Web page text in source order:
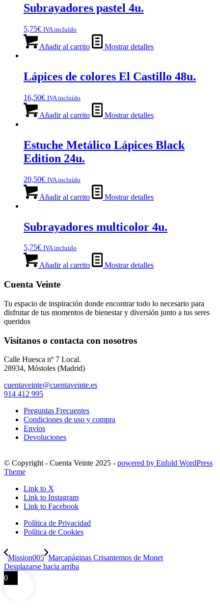
Subrayadores pastel 4u.
5,75€ IVA incluído
Añadir al carrito Mostrar detalles
Lápices de colores El Castillo 48u.
16,50€ IVA incluído
Añadir al carrito Mostrar detalles
Estuche Metálico Lápices Black
Edition 24u.
20,50€ IVA incluído
Añadir al carrito Mostrar detalles
Subrayadores multicolor 4u.
5,75€ IVA incluído
Añadir al carrito Mostrar detalles
Cuenta Veinte
Tu espacio de inspiración donde encontrar todo lo necesario para
disfrutar de tus momentos de bienestar y diversión junto a tus seres
queridos
Visítanos o contacta con nosotros
Calle Huesca nº 7 Local.
28934, Móstoles (Madrid)
cuentaveinte@cuentaveinte.es
914 412 995
Preguntas Frecuentes
Condiciones de uso y compra
Envíos
Devoluciones
© Copyright - Cuenta Veinte 2025 - powered by Enfold WordPress
Theme
Link to X
Link to Instagram
Link to Facebook
Política de Privacidad
Política de Cookies
Mission005 Marcapáginas Crisantemos de Monet
Desplazarse hacia arriba
0